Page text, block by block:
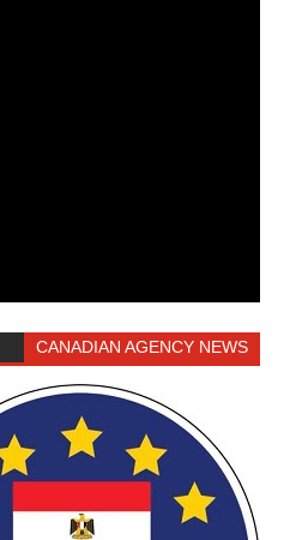
CANADIAN AGENCY NEWS